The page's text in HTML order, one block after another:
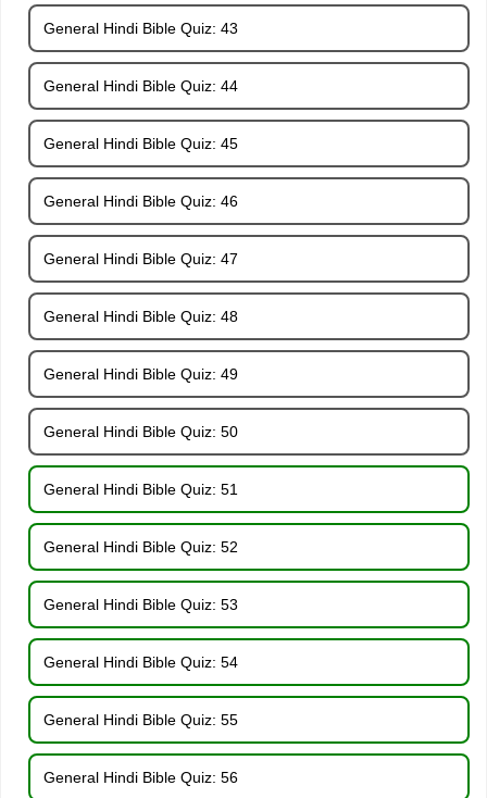
General Hindi Bible Quiz: 43
General Hindi Bible Quiz: 44
General Hindi Bible Quiz: 45
General Hindi Bible Quiz: 46
General Hindi Bible Quiz: 47
General Hindi Bible Quiz: 48
General Hindi Bible Quiz: 49
General Hindi Bible Quiz: 50
General Hindi Bible Quiz: 51
General Hindi Bible Quiz: 52
General Hindi Bible Quiz: 53
General Hindi Bible Quiz: 54
General Hindi Bible Quiz: 55
General Hindi Bible Quiz: 56